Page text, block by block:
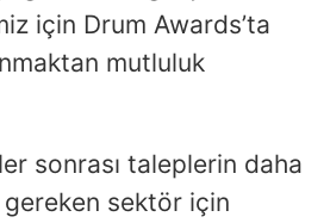
için Drum Awards’ta
mutluluk
sonrası taleplerin daha
gereken sektör için